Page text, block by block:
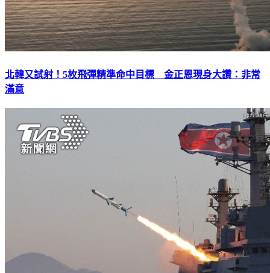
北韓又試射！5枚飛彈精準命中目標 金正恩現身大讚：非常
滿意